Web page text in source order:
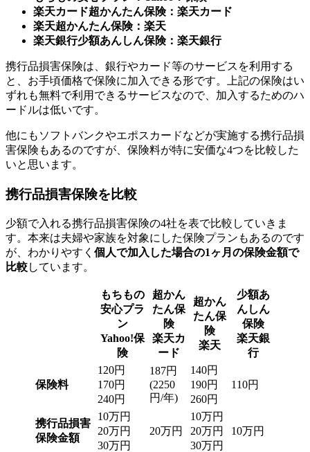
楽天カード超かんたん保険：楽天カード
楽天超かんたん保険：楽天
楽天銀行少額あんしん保険：楽天銀行
携行品損害保険は、銀行やカード等のサービスを利用する
と、お手頃価格で保険に加入できる形です。上記の保険はい
ずれも無料で利用できるサービスなので、加入するためのハ
ードルは低いです。
他にもソフトバンクやエポスカードなどが実施する携行品損
害保険もあるのですが、保険料が特に安価な4つを比較した
いと思います。
携行品損害保険を比較
少額で入れる携行品損害保険の4社を表で比較していきま
す。本来は夫婦や家族を対象にした保険プランもあるのです
が、わかりやすく 個人で加入した場合の1ヶ月の保険金額で
比較しています。
もちもの
安心プラ
ン
Yahoo!保
険
超かん
たん保
険
楽天カ
ード
超かん
たん保
険
楽天
少額あ
んしん
保険
楽天銀
行
保険料
120円
170円
240円
187円
(2250
円/年)
140円
190円
260円
110円
携行品損害
保険金額
10万円
20万円
30万円
20万円
10万円
20万円
30万円
10万円